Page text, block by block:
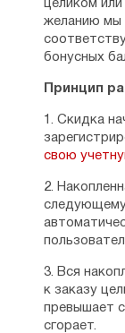
целиком
желанию мы
бонусных
Принцип
1. Скидка
свою
2.
следующему
3. Вся
к заказу
превышает
сгорает.